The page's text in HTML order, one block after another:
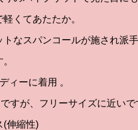
くてあたたか。
トなスパンコールが施され派
ィーに着用 。
すが、フリーサイズに近いで
(伸縮性)